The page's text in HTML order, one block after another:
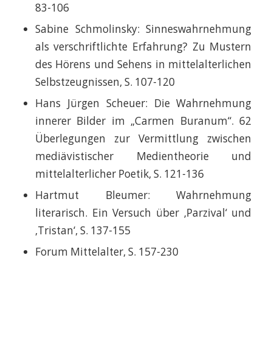
83-106
Sabine Schmolinsky: Sinneswahrnehmung
als verschriftlichte Erfahrung? Zu Mustern
des Hörens und Sehens in mittelalterlichen
Selbstzeugnissen, S. 107-120
Hans Jürgen Scheuer: Die Wahrnehmung
innerer Bilder im „Carmen Buranum“. 62
Überlegungen zur Vermittlung zwischen
mediävistischer Medientheorie und
mittelalterlicher Poetik, S. 121-136
Hartmut Bleumer: Wahrnehmung
literarisch. Ein Versuch über ‚Parzival‘ und
‚Tristan‘, S. 137-155
Forum Mittelalter, S. 157-230